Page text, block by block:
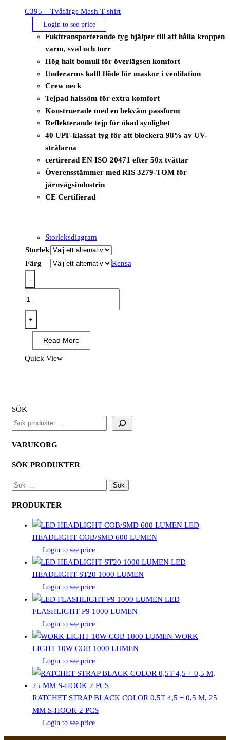
C395 – Tvåfärgs Mesh T-shirt
Login to see price
Fukttransporterande tyg hjälper till att hålla kroppen
varm, sval och torr
Hög halt bomull för överlägsen komfort
Underarms kallt flöde för maskor i ventilation
Crew neck
Tejpad halssöm för extra komfort
Konstruerade med en bekväm passform
Reflekterande tejp för ökad synlighet
40 UPF-klassat tyg för att blockera 98% av UV-
strålarna
certirerad EN ISO 20471 efter 50x tvättar
Överensstämmer med RIS 3279-TOM för
järnvägsindustrin
CE Certifierad
Storleksdiagram
Storlek
Färg
Rensa
-
Tvåfärgs
Mesh
shirt
+
Read More
Quick View
SÖK
VARUKORG
SÖK PRODUKTER
SÖK
PRODUKTER
LED
HEADLIGHT COB/SMD 600 LUMEN
Login to see price
LED
HEADLIGHT ST20 1000 LUMEN
Login to see price
LED
FLASHLIGHT P9 1000 LUMEN
Login to see price
WORK
LIGHT 10W COB 1000 LUMEN
Login to see price
RATCHET STRAP BLACK COLOR 0,5T 4,5 + 0,5 M, 25
MM S-HOOK 2 PCS
Login to see price